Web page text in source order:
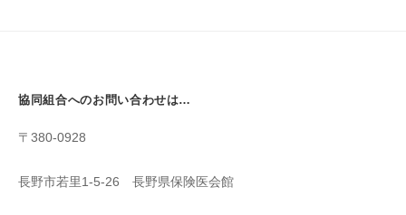
協同組合へのお問い合わせは…
〒380-0928
長野市若里1-5-26 長野県保険医会館